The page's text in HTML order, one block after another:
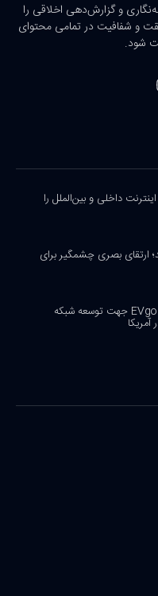
و گزارش‌دهی اخلاقی را
و شفافیت در تمامی محتوای
شود.
داخلی و بین‌الملل را
به سوییچ ۲ می‌آید؛ ارتقای بصری چشمگیر برای
همکاری استراتژیک تسلا و EVgo جهت توسعه شبکه